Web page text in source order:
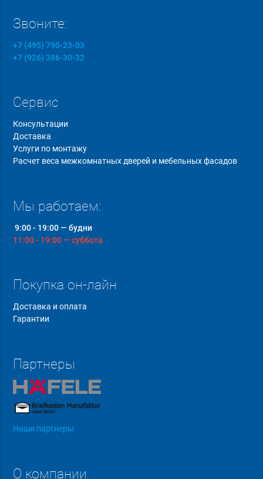
Звоните:
+7 (495) 790-23-03
+7 (926) 386-30-32
Сервис
Консультации
Доставка
Услуги по монтажу
Расчет веса межкомнатных дверей и мебельных фасадов
Мы работаем:
9:00 - 19:00 — будни
11:00 - 19:00 — суббота
Покупка он-лайн
Доставка и оплата
Гарантии
Партнеры
Наши партнеры
О компании